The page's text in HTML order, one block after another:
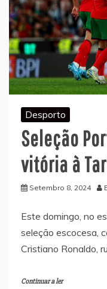
Desporto
Seleção
vitória à
Setembro 8, 2024
Este domingo, no
seleção escocesa,
Cristiano Ronaldo,
Continuar a ler